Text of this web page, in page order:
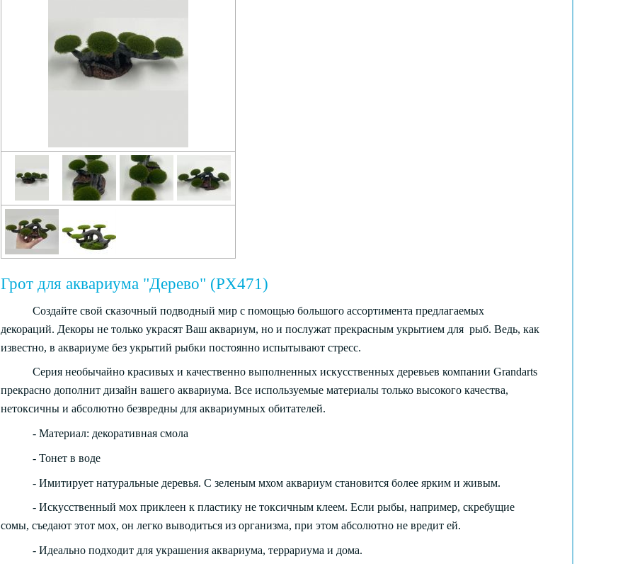
Грот для аквариума "Дерево" (PX471)
Создайте свой сказочный подводный мир с помощью большого ассортимента предлагаемых
декораций. Декоры не только украсят Ваш аквариум, но и послужат прекрасным укрытием для рыб. Ведь, как
известно, в аквариуме без укрытий рыбки постоянно испытывают стресс.
Серия необычайно красивых и качественно выполненных искусственных деревьев компании Grandarts
прекрасно дополнит дизайн вашего аквариума. Все используемые материалы только высокого качества,
нетоксичны и абсолютно безвредны для аквариумных обитателей.
- Материал: декоративная смола
- Тонет в воде
- Имитирует натуральные деревья. С зеленым мхом аквариум становится более ярким и живым.
- Искусственный мох приклеен к пластику не токсичным клеем. Если рыбы, например, скребущие
сомы, съедают этот мох, он легко выводиться из организма, при этом абсолютно не вредит ей.
- Идеально подходит для украшения аквариума, террариума и дома.